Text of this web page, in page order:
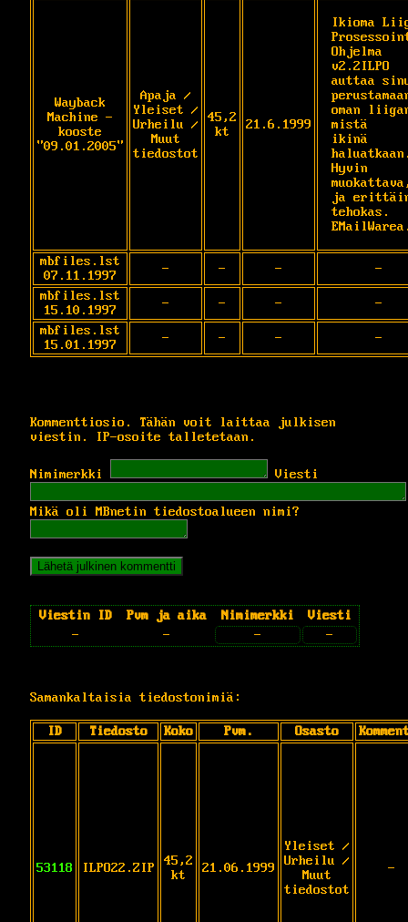
Wayback
Machine -
kooste
"09.01.2005"
Apaja /
Yleiset /
Urheilu /
Muut
tiedostot
45,2
kt
21.6.1999
Ikioma
Ohjelma
v2.2ILPO
auttaa
oman
mistä
ikinä
Hyvin
ja
tehokas.
mbfiles.lst
07.11.1997
- - -
-
mbfiles.lst
15.10.1997
- - -
-
mbfiles.lst
15.01.1997
- - - -
Kommenttiosio. Tähän voit laittaa julkisen
viestin. IP-osoite talletetaan.
Nimimerkki Viesti
Mikä oli MBnetin tiedostoalueen nimi?
Viestin ID Pvm ja aika Nimimerkki
Viesti
-
- - -
Samankaltaisia tiedostonimiä:
ID Tiedosto Koko Pvm. Osasto
53118 ILPO22.ZIP
45,2
kt
21.06.1999
Yleiset /
Urheilu /
Muut
tiedostot
-